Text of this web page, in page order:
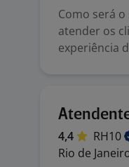
Como será
atender os
experiência
4,4
RH10
Rio de